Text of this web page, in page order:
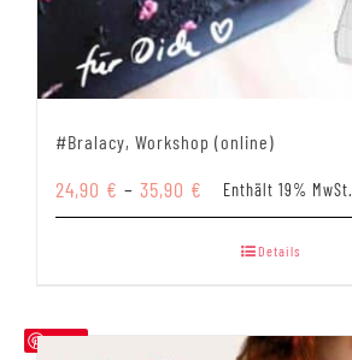
#Bralacy, Workshop (online)
24,90 € – 35,90 € Preisspanne:
24,90 €
Enthält 19% MwSt.
Details
Save